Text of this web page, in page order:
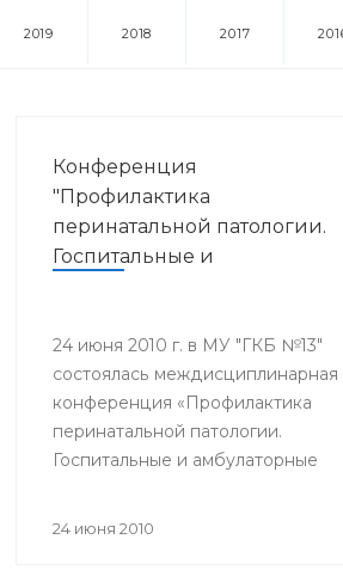
2019 2018 2017
Конференция
"Профилактика
перинатальной патологии.
Госпитальные и
в лечении урогенитальных
инфекционных
заболеваний"
24 июня 2010 г. в МУ "ГКБ №13"
состоялась междисциплинарная
конференция «Профилактика
перинатальной патологии.
Госпитальные и амбулаторные
24 июня 2010